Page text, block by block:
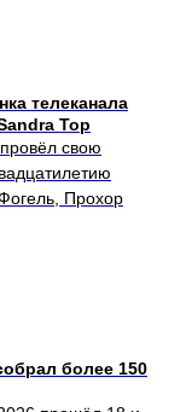
телеканала
Top
свою
Прохор
более 150